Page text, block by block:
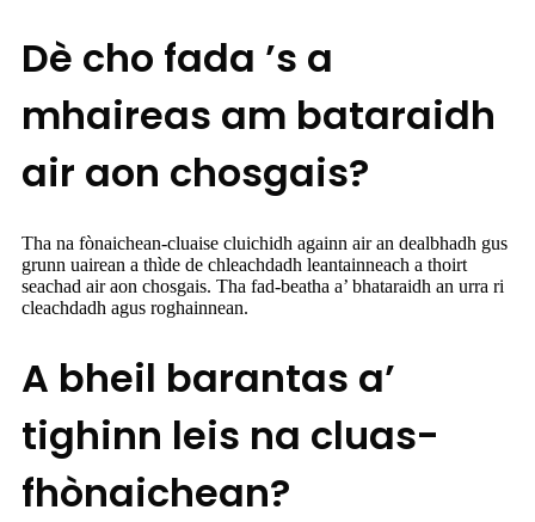
Dè cho fada ’s a
mhaireas am bataraidh
air aon chosgais?
Tha na fònaichean-cluaise cluichidh againn air an dealbhadh gus
grunn uairean a thìde de chleachdadh leantainneach a thoirt
seachad air aon chosgais. Tha fad-beatha a’ bhataraidh an urra ri
cleachdadh agus roghainnean.
A bheil barantas a’
tighinn leis na cluas-
fhònaichean?